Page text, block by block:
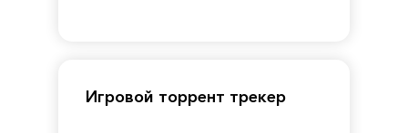
Игровой торрент трекер